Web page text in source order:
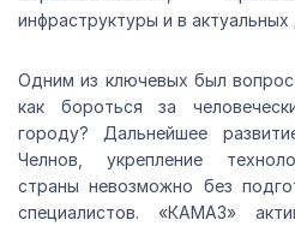
инфраструктуры и в
Одним из ключевых был вопрос
как бороться за
городу? Дальнейшее
Челнов, укрепление
страны невозможно без
специалистов. «КАМАЗ»